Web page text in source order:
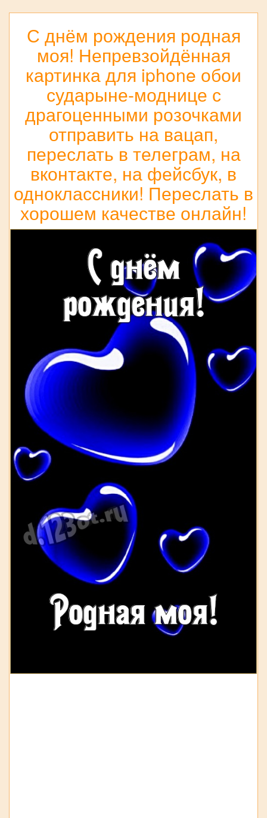
С днём рождения родная
моя! Непревзойдённая
картинка для iphone обои
сударыне-моднице с
драгоценными розочками
отправить на вацап,
переслать в телеграм, на
вконтакте, на фейсбук, в
одноклассники! Переслать в
хорошем качестве онлайн!